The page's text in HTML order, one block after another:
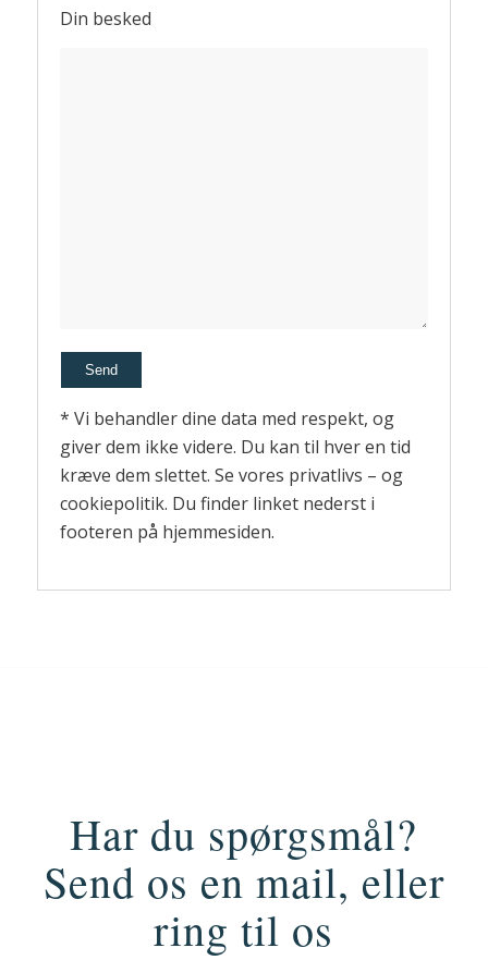
Din besked
* Vi behandler dine data med respekt, og
giver dem ikke videre. Du kan til hver en tid
kræve dem slettet. Se vores privatlivs – og
cookiepolitik. Du finder linket nederst i
footeren på hjemmesiden.
Har du spørgsmål?
Send os en mail, eller
ring til os